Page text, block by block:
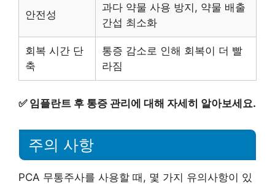
안전성
과다 약물 사용 방지, 약물 배출
간섭 최소화
회복 시간 단
축
통증 감소로 인해 회복이 더 빨
라짐
✅ 임플란트 후 통증 관리에 대해 자세히 알아보세요.
주의 사항
PCA 무통주사를 사용할 때, 몇 가지 유의사항이 있